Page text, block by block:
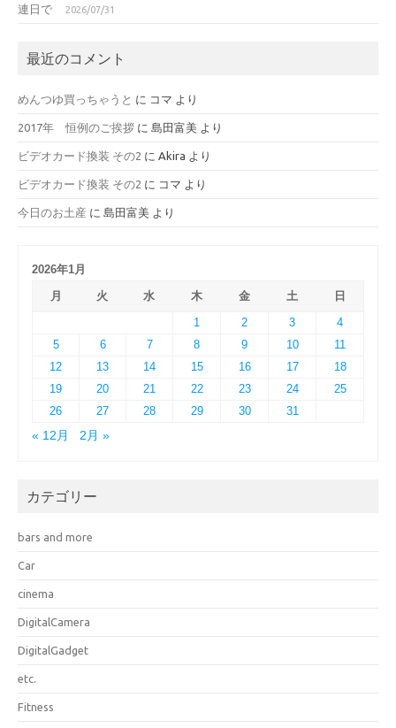
連日で 2026/07/31
最近のコメント
めんつゆ買っちゃうと に コマ より
2017年 恒例のご挨拶 に 島田富美 より
ビデオカード換装 その2 に Akira より
ビデオカード換装 その2 に コマ より
今日のお土産 に 島田富美 より
2026年1月
月
火 水 木 金 土
日
1
2 3
4
5
6 7 8 9 10
11
12
13 14 15 16 17
18
19
20 21 22 23 24
25
26
27 28 29 30
31
« 12月
2月 »
カテゴリー
bars and more
Car
cinema
DigitalCamera
DigitalGadget
etc.
Fitness